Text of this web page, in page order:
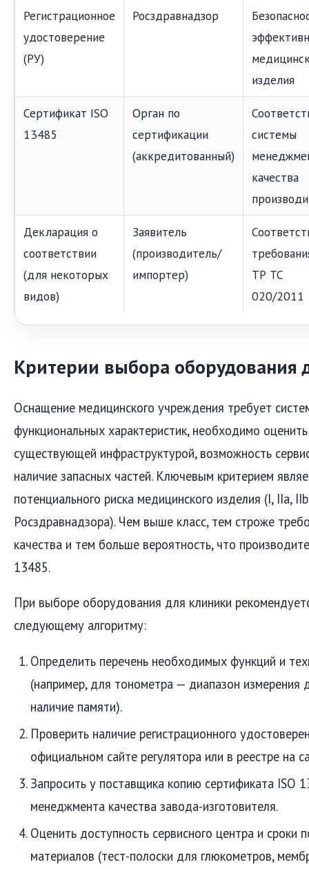
Регистрационное
удостоверение
(РУ)
Росздравнадзор
изделия
Сертификат ISO
13485
Орган по
сертификации
(аккредитованный)
системы
качества
Декларация о
соответствии
(для некоторых
видов)
Заявитель
(производитель/
импортер)
ТР ТС
020/2011
Критерии выбора оборудования
Оснащение медицинского учреждения требует
функциональных характеристик, необходимо
существующей инфраструктурой, возможность
наличие запасных частей. Ключевым критерием
потенциального риска медицинского изделия (I, IIa,
Росздравнадзора). Чем выше класс, тем строже
качества и тем больше вероятность, что
13485.
При выборе оборудования для клиники
следующему алгоритму:
Определить перечень необходимых функций и
(например, для тонометра — диапазон измерения
наличие памяти).
Проверить наличие регистрационного
официальном сайте регулятора или в реестре на
Запросить у поставщика копию сертификата ISO
менеджмента качества завода-изготовителя.
Оценить доступность сервисного центра и сроки
материалов (тест-полоски для глюкометров,